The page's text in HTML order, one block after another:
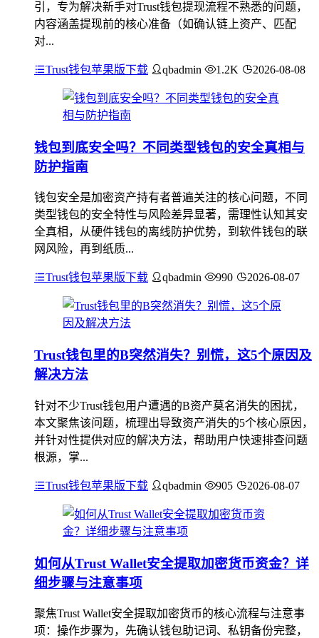
引，专为解决新手对Trust钱包提现流程不熟悉的问题，
内容涵盖提现前的核心准备（如确认链上资产、匹配
对...
Trust钱包苹果版下载 qbadmin 1.2K 2026-08-08
钱包到底安全吗？不同类型钱包的安全真相与
防护指南
钱包安全是加密资产持有者普遍关注的核心问题，不同
类型钱包的安全特性与风险差异显著，需理性认知其安
全真相，从硬件钱包的离线防护优势，到软件钱包的联
网风险，再到纸质...
Trust钱包苹果版下载 qbadmin 990 2026-08-07
Trust钱包里的B突然消失？别慌，这5个原因及
解决方法
针对不少Trust钱包用户遭遇的B资产莫名消失的困扰，
本文聚焦该问题，梳理出导致资产消失的5个核心原因，
并针对性提供对应的解决方法，帮助用户快速排查问题
根源，掌...
Trust钱包苹果版下载 qbadmin 905 2026-08-07
如何从Trust Wallet安全提取加密货币资金？详
细步骤与注意事项
聚焦Trust Wallet安全提取加密货币的核心流程与注意事
项：操作步骤为，先确认钱包助记词、私钥备份完整，